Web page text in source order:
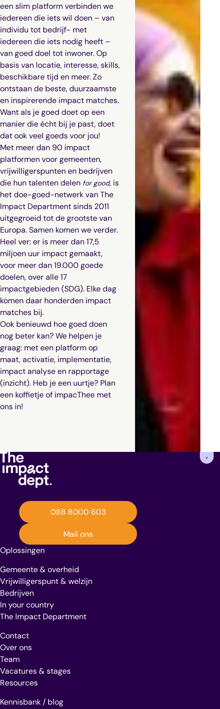
een slim platform verbinden we
iedereen die iets wil doen – van
individu tot bedrijf- met
iedereen die iets nodig heeft –
van goed doel tot inwoner. Op
basis van locatie, interesse, skills,
beschikbare tijd en meer. Zo
ontstaan de beste, duurzaamste
en inspirerende impact matches.
Want als je goed doet op een
manier die écht bij je past, doet
dat ook veel goeds voor jou!
Met meer dan 90 impact
platformen voor gemeenten,
vrijwilligerspunten en bedrijven
die hun talenten delen for good, is
het doe-goed-netwerk van The
Impact Department sinds 2011
uitgegroeid tot de grootste van
Europa. Samen komen we verder.
Heel ver: er is meer dan 17,5
miljoen uur impact gemaakt,
voor meer dan 19.000 goede
doelen, over alle 17
impactgebieden (SDG). Elke dag
komen daar honderden impact
matches bij.
Ook benieuwd hoe goed doen
nog beter kan? We helpen je
graag: met een platform op
maat, activatie, implementatie,
impact analyse en rapportage
(inzicht). Heb je een uurtje? Plan
een koffietje of impacThee met
ons in!
088 8000 603
Mail ons
Oplossingen
Gemeente & overheid
Vrijwilligerspunt & welzijn
Bedrijven
In your country
The Impact Department
Contact
Over ons
Team
Vacatures & stages
Resources
Kennisbank / blog